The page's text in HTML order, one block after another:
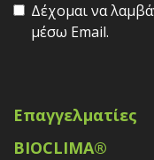
Δέχομαι να
μέσω Email.
Επαγγελματίες
BIOCLIMA®